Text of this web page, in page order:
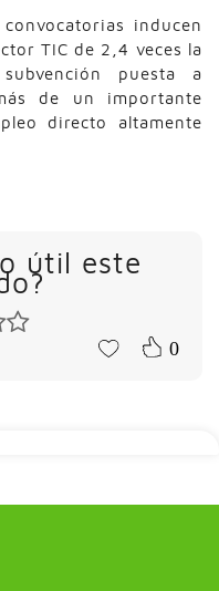
inducen
TIC de 2,4 veces la
puesta a
de un importante
directo altamente
útil este
0